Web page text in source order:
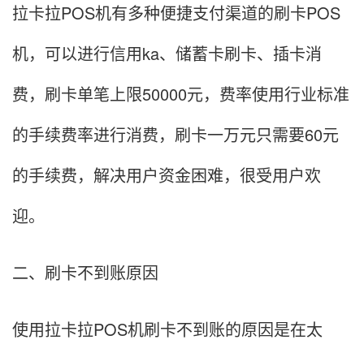
拉卡拉POS机有多种便捷支付渠道的刷卡POS
机，可以进行信用ka、储蓄卡刷卡、插卡消
费，刷卡单笔上限50000元，费率使用行业标准
的手续费率进行消费，刷卡一万元只需要60元
的手续费，解决用户资金困难，很受用户欢
迎。
二、刷卡不到账原因
使用拉卡拉POS机刷卡不到账的原因是在太